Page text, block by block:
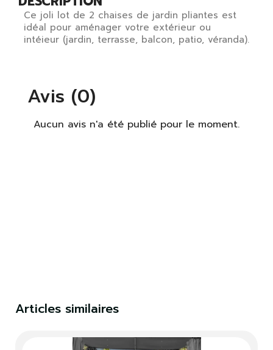
Ce joli lot de 2 chaises de jardin pliantes est
idéal pour aménager votre extérieur ou
intéieur (jardin, terrasse, balcon, patio, véranda).
Avis (0)
Aucun avis n'a été publié pour le moment.
Articles similaires
S'identifier